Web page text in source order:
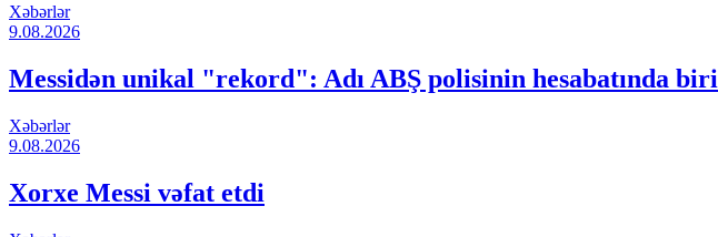
Xəbərlər
9.08.2026
Messidən unikal "rekord": Adı ABŞ polisinin hesabatında
Xəbərlər
9.08.2026
Xorxe Messi vəfat etdi